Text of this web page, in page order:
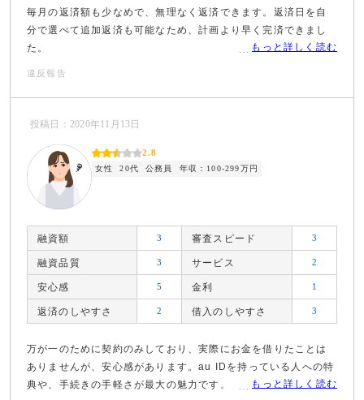
毎月の返済額も少なめで、無理なく返済できます。返済日を自
分で選べて追加返済も可能なため、計画より早く完済できまし
た。
もっと詳しく読む
違反報告
投稿日：2020年11月13日
2.8
女性 20代 公務員 年収：100-299万円
融資額 3 審査スピード 3
融資品質 3 サービス 2
安心感 5 金利 1
返済のしやすさ 2 借入のしやすさ 3
万が一のために契約のみしており、実際にお金を借りたことは
ありませんが、安心感があります。au IDを持っている人への特
典や、手続きの手軽さが最大の魅力です。
もっと詳しく読む